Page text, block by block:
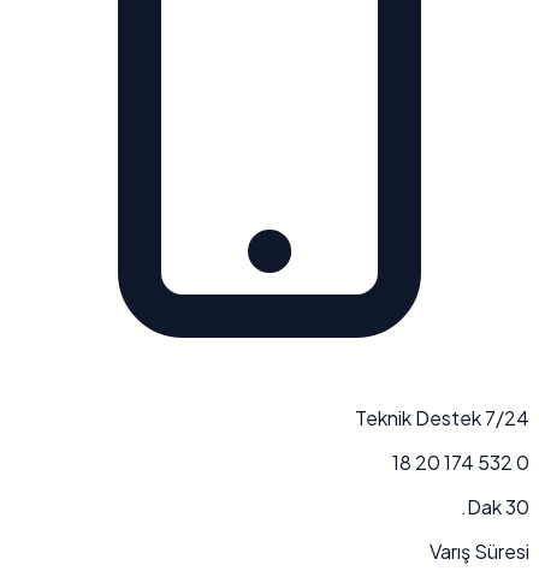
7/24 Teknik Destek
0 532 174 20 18
30 Dak.
Varış Süresi